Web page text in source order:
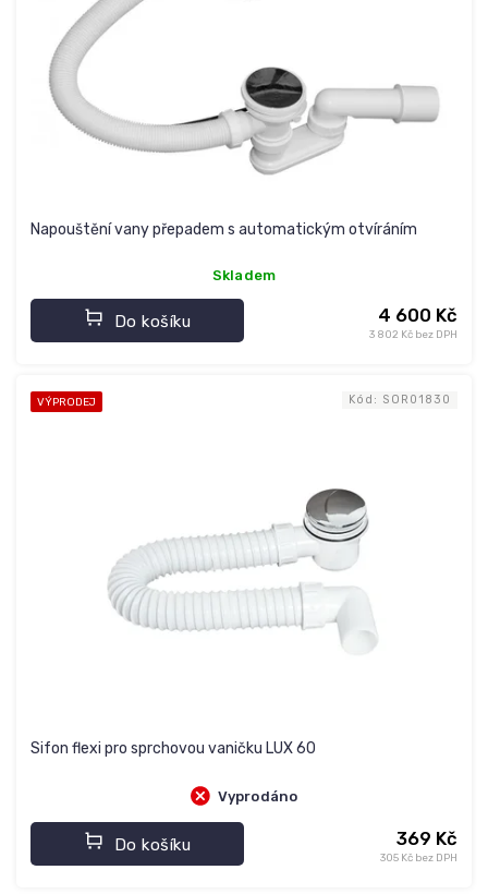
Napouštění vany přepadem s automatickým otvíráním
Skladem
3 802 Kč bez DPH
4 600 Kč
Do košíku
VÝPRODEJ
Sifon flexi pro sprchovou vaničku LUX 60
Vyprodáno
305 Kč bez DPH
369 Kč
Do košíku
Kód: SOR01830